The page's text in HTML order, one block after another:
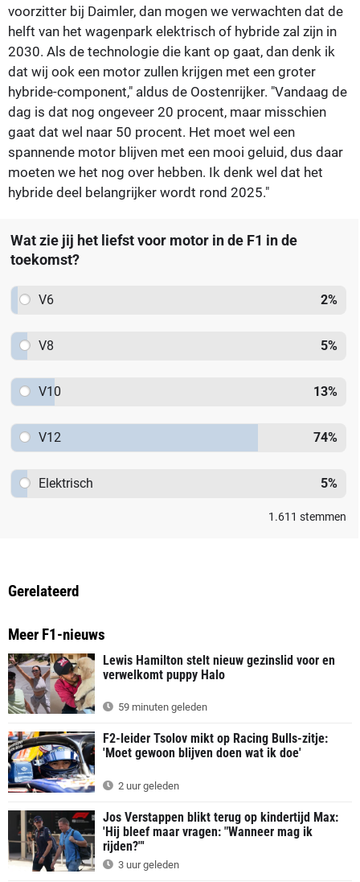
voorzitter bij Daimler, dan mogen we verwachten dat de
helft van het wagenpark elektrisch of hybride zal zijn in
2030. Als de technologie die kant op gaat, dan denk ik
dat wij ook een motor zullen krijgen met een groter
hybride-component," aldus de Oostenrijker. "Vandaag de
dag is dat nog ongeveer 20 procent, maar misschien
gaat dat wel naar 50 procent. Het moet wel een
spannende motor blijven met een mooi geluid, dus daar
moeten we het nog over hebben. Ik denk wel dat het
hybride deel belangrijker wordt rond 2025."
Wat zie jij het liefst voor motor in de F1 in de
toekomst?
V6 2%
V8 5%
V10 13%
V12 74%
Elektrisch 5%
1.611 stemmen
Gerelateerd
Meer F1-nieuws
Lewis Hamilton stelt nieuw gezinslid voor en
verwelkomt puppy Halo
59 minuten geleden
F2-leider Tsolov mikt op Racing Bulls-zitje:
'Moet gewoon blijven doen wat ik doe'
2 uur geleden
Jos Verstappen blikt terug op kindertijd Max:
'Hij bleef maar vragen: "Wanneer mag ik
rijden?"'
3 uur geleden